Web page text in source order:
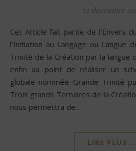
12 décembre
Cet Article fait partie de l’Envers du Réel 3ème Étape de
l’Initiation au Langage ou Langue
Trinité de la Création par la langue
enfin au point de réaliser un
globale nommée Grande Trinité
Trois grands Ternaires de la
nous permettra de…
LIRE PLUS...